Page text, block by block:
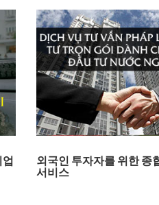
외국인 투자자를 위한 종
서비스